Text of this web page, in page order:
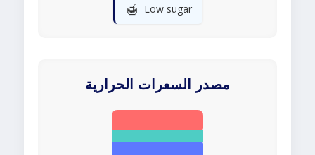
🍯 Low sugar
مصدر السعرات الحرارية